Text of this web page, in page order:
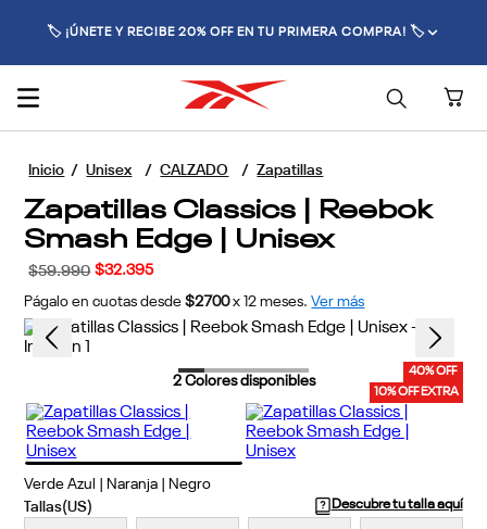
🏷️ ¡ÚNETE Y RECIBE 20% OFF EN TU PRIMERA COMPRA! 🏷️
Unisex CALZADO Zapatillas
Zapatillas Classics | Reebok
Smash Edge | Unisex
$59.990 $32.395
Págalo en cuotas desde $2700 x 12 meses. Ver más
40% OFF
10% OFF EXTRA
2Colores disponibles
Verde Azul | Naranja | Negro
Descubre tu talla aquí